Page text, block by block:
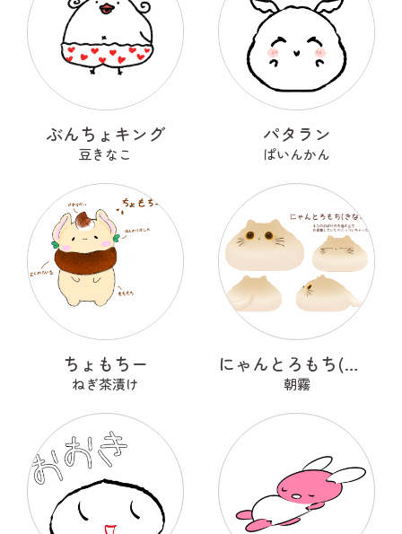
ぶんちょキング
豆きなこ
パタラン
ぱいんかん
ちょもちー
ねぎ茶漬け
にゃんとろもち(きなこ)
朝霧